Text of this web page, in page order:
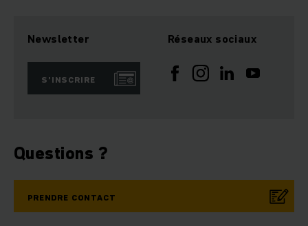
Newsletter
S’INSCRIRE
Réseaux sociaux
Questions ?
PRENDRE CONTACT